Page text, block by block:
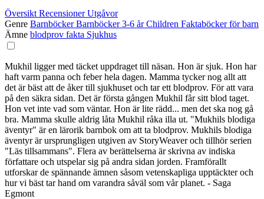
Översikt RecensionerUtgåvor
Genre BarnböckerBarnböcker 3-6 årChildren Faktaböcker för barn
Ämne blodprov fakta Sjukhus
Mukhil ligger med täcket uppdraget till näsan. Hon är sjuk. Hon har
haft varm panna och feber hela dagen. Mamma tycker nog allt att
det är bäst att de åker till sjukhuset och tar ett blodprov. För att vara
på den säkra sidan. Det är första gången Mukhil får sitt blod taget.
Hon vet inte vad som väntar. Hon är lite rädd... men det ska nog gå
bra. Mamma skulle aldrig låta Mukhil råka illa ut. "Mukhils blodiga
äventyr" är en lärorik barnbok om att ta blodprov. Mukhils blodiga
äventyr är ursprungligen utgiven av StoryWeaver och tillhör serien
"Läs tillsammans". Flera av berättelserna är skrivna av indiska
författare och utspelar sig på andra sidan jorden. Framförallt
utforskar de spännande ämnen såsom vetenskapliga upptäckter och
hur vi bäst tar hand om varandra såväl som vår planet. - Saga
Egmont